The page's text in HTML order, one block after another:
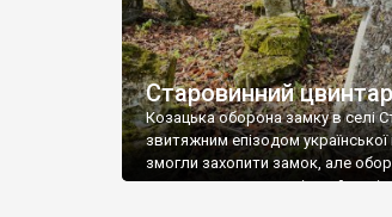
Старовинний цвинтар
Козацька оборона замку в селі
звитяжним епізодом української
змогли захопити замок, але
поховали на цвинтарі, який